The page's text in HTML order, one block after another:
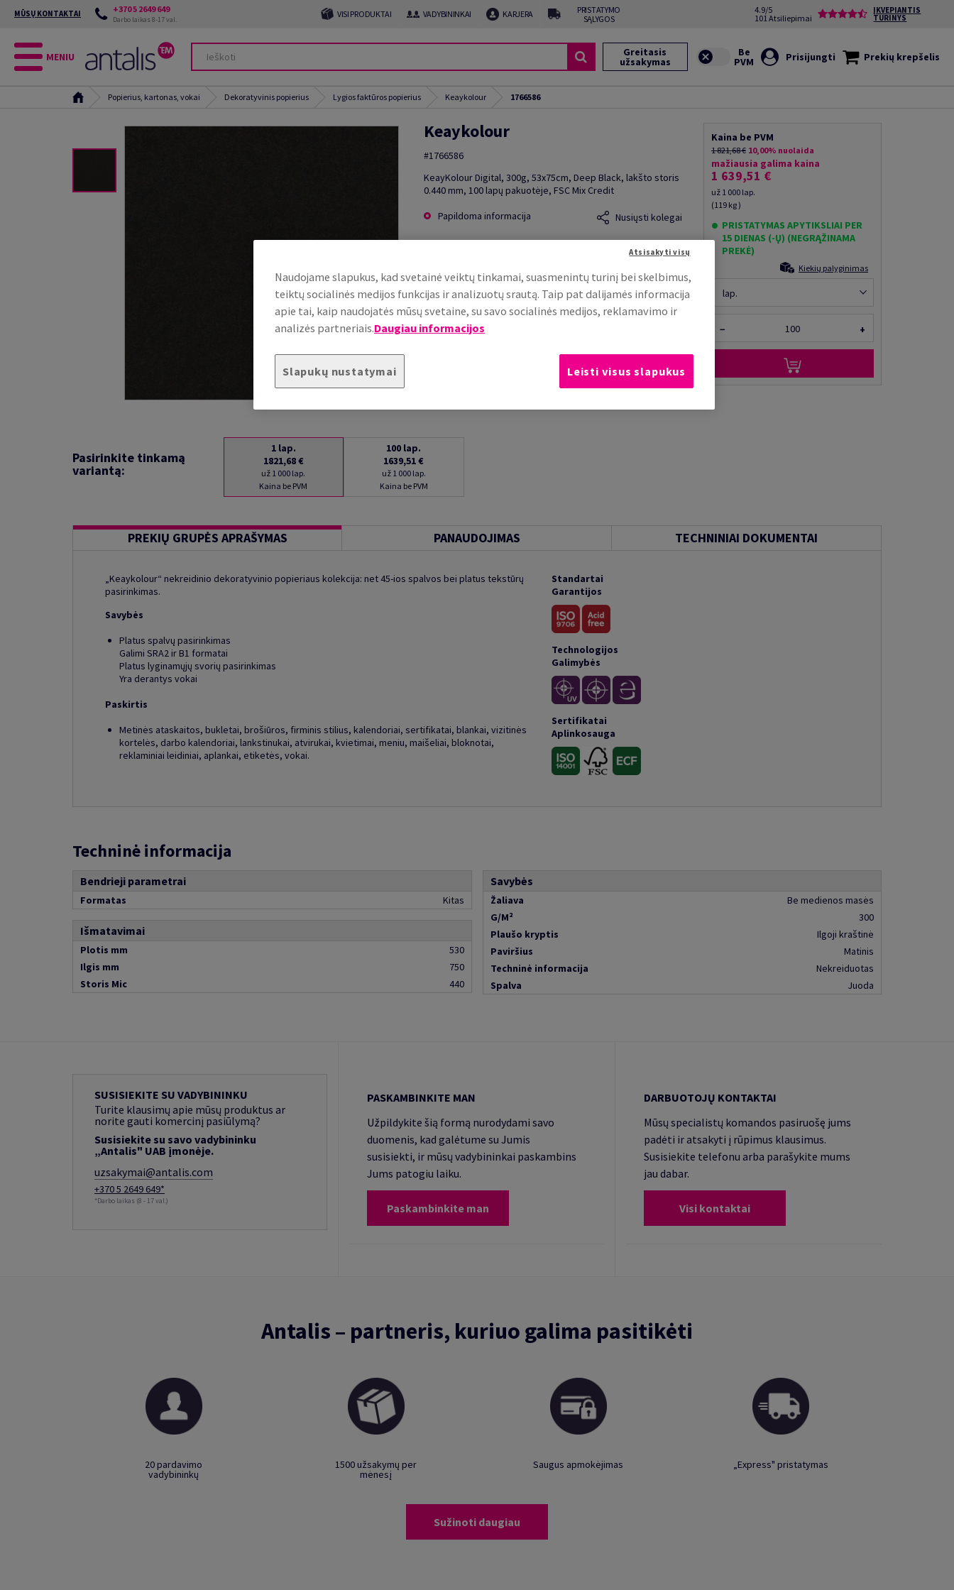
MŪSŲ KONTAKTAI +370 5 2649 649
Darbo laikas 8-17 val. VISI PRODUKTAI VADYBININKAI KARJERA
PRISTATYMO
SĄLYGOS
4.9/5
101 Atsiliepimai
ĮKVEPIANTIS
TURINYS
MENIU Greitasis
užsakymas Prisijungti Prekių krepšelis
Popierius, kartonas, vokai Dekoratyvinis popierius Lygios faktūros popierius Keaykolour 1766586
Keaykolour
#1766586
KeayKolour Digital, 300g, 53x75cm, Deep Black, lakšto storis
0.440 mm, 100 lapų pakuotėje, FSC Mix Credit
Papildoma informacija
Nusiųsti kolegai
Kaina be PVM
1 821,68 € 10,00% nuolaida
mažiausia galima kaina
1 639,51 €
už 1 000 lap.
(119 kg )
PRISTATYMAS APYTIKSLIAI PER
15 DIENAS (-Ų) (NEGRĄŽINAMA
PREKĖ)
Kiekių palyginimas
lap.
− +
Pasirinkite tinkamą
variantą:
1 lap.
1821,68 €
už 1 000 lap.
Kaina be PVM
100 lap.
1639,51 €
už 1 000 lap.
Kaina be PVM
PREKIŲ GRUPĖS APRAŠYMAS PANAUDOJIMAS TECHNINIAI DOKUMENTAI
„Keaykolour“ nekreidinio dekoratyvinio popieriaus kolekcija: net 45-ios spalvos bei platus tekstūrų
pasirinkimas.
Savybės
Platus spalvų pasirinkimas
Galimi SRA2 ir B1 formatai
Platus lyginamųjų svorių pasirinkimas
Yra derantys vokai
Paskirtis
Metinės ataskaitos, bukletai, brošiūros, firminis stilius, kalendoriai, sertifikatai, blankai, vizitinės
kortelės, darbo kalendoriai, lankstinukai, atvirukai, kvietimai, meniu, maišeliai, bloknotai,
reklaminiai leidiniai, aplankai, etiketės, vokai.
Standartai
Garantijos
Technologijos
Galimybės
Sertifikatai
Aplinkosauga
Techninė informacija
Bendrieji parametrai
Formatas Kitas
Išmatavimai
Plotis mm
530
Ilgis mm
750
Storis Mic
440
Savybės
Žaliava
Be medienos masės
G/M²
300
Plaušo kryptis
Ilgoji kraštinė
Paviršius
Matinis
Techninė informacija
Nekreiduotas
Spalva
Juoda
SUSISIEKITE SU VADYBININKU
Turite klausimų apie mūsų produktus ar
norite gauti komercinį pasiūlymą?
Susisiekite su savo vadybininku
„Antalis" UAB įmonėje.
uzsakymai@antalis.com
+370 5 2649 649*
*Darbo laikas (8 - 17 val.)
PASKAMBINKITE MAN
Užpildykite šią formą nurodydami savo
duomenis, kad galėtume su Jumis
susisiekti, ir mūsų vadybininkai paskambins
Jums patogiu laiku.
Paskambinkite man
DARBUOTOJŲ KONTAKTAI
Mūsų specialistų komandos pasiruošę jums
padėti ir atsakyti į rūpimus klausimus.
Susisiekite telefonu arba parašykite mums
jau dabar.
Visi kontaktai
Antalis – partneris, kuriuo galima pasitikėti
20 pardavimo
vadybininkų
1500 užsakymų per
mėnesį
Saugus apmokėjimas „Express" pristatymas
Sužinoti daugiau
Naudojame slapukus, kad svetainė veiktų tinkamai, suasmenintų turinį bei skelbimus,
teiktų socialinės medijos funkcijas ir analizuotų srautą. Taip pat dalijamės informacija
apie tai, kaip naudojatės mūsų svetaine, su savo socialinės medijos, reklamavimo ir
analizės partneriais.Daugiau informacijos
Slapukų nustatymai
Atsisakyti visų
Leisti visus slapukus